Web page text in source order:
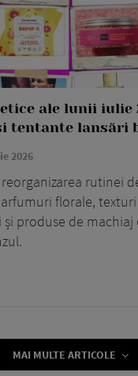
ale lunii iulie
tentante lansări
2026
rutinei
florale,
produse de machiaj
MAI MULTE ARTICOLE